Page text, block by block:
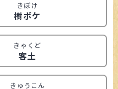
きぼけ
樹ボケ
きゃくど
客土
きゅうこん